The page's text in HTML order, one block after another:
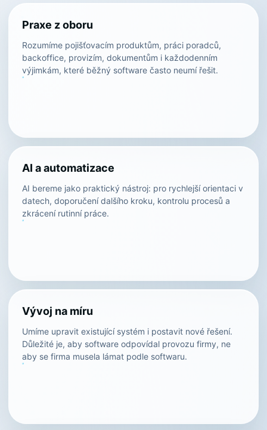
Praxe z oboru
Rozumíme pojišťovacím produktům, práci poradců,
backoffice, provizím, dokumentům i každodenním
výjimkám, které běžný software často neumí řešit.
AI a automatizace
AI bereme jako praktický nástroj: pro rychlejší orientaci v
datech, doporučení dalšího kroku, kontrolu procesů a
zkrácení rutinní práce.
Vývoj na míru
Umíme upravit existující systém i postavit nové řešení.
Důležité je, aby software odpovídal provozu firmy, ne
aby se firma musela lámat podle softwaru.